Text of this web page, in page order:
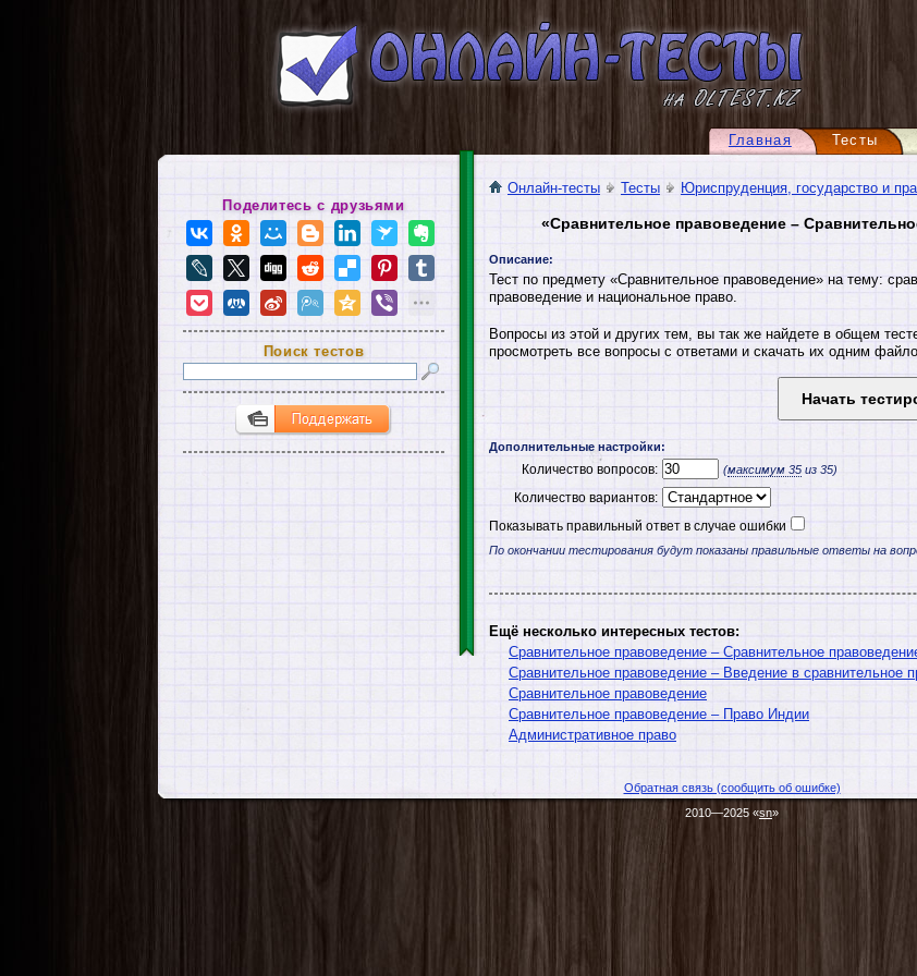
Тесты
Главная
Онлайн-тесты Тесты Юриспруденция, государство и
«Сравнительное правоведение –
Описание:
Тест по предмету «Сравнительное правоведение» на тему:
правоведение и национальное право.
Вопросы из этой и других тем, вы так же найдете в общем
просмотреть все вопросы с ответами и скачать их одним
Дополнительные настройки:
Количество вопросов: (максимум 35 из 35)
Количество вариантов:
Показывать правильный ответ в случае ошибки
По окончании тестирования будут показаны правильные ответы на
Ещё несколько интересных тестов:
Сравнительное правоведение – Сравнительное
Сравнительное правоведение – Введение в сравнительное
Сравнительное правоведение
Сравнительное правоведение – Право Индии
Административное право
Поделитесь с друзьями
Поиск тестов
Обратная связь (сообщить об ошибке)
2010—2025 «sn»